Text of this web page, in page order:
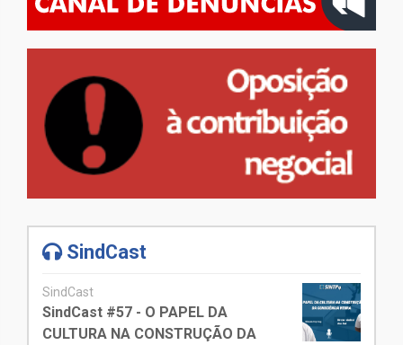
SindCast
SindCast
SindCast #57 - O PAPEL DA
CULTURA NA CONSTRUÇÃO DA